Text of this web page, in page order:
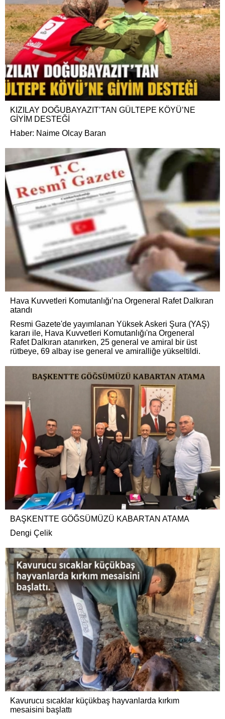
KIZILAY DOĞUBAYAZIT’TAN GÜLTEPE KÖYÜ’NE
GİYİM DESTEĞİ
Haber: Naime Olcay Baran
Hava Kuvvetleri Komutanlığı’na Orgeneral Rafet Dalkıran
atandı
Resmi Gazete'de yayımlanan Yüksek Askeri Şura (YAŞ)
kararı ile, Hava Kuvvetleri Komutanlığı'na Orgeneral
Rafet Dalkıran atanırken, 25 general ve amiral bir üst
rütbeye, 69 albay ise general ve amiralliğe yükseltildi.
BAŞKENTTE GÖĞSÜMÜZÜ KABARTAN ATAMA
Dengi Çelik
Kavurucu sıcaklar küçükbaş hayvanlarda kırkım
mesaisini başlattı